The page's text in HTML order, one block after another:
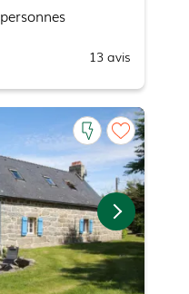
personnes
13 avis